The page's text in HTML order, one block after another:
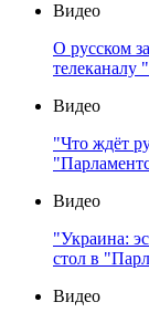
Видео
О русском
телеканалу
Видео
"Что ждёт
Видео
"Украина:
стол в
Видео